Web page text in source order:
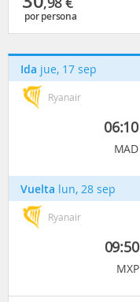
por persona
Ida jue, 17 sep
Ryanair
06:10
MAD
Vuelta lun, 28 sep
Ryanair
09:50
MXP